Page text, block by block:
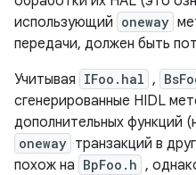
использующий oneway
передачи, должен быть
Учитывая IFoo.hal ,
сгенерированные HIDL
дополнительных функций
oneway транзакций в
похож на BpFoo.h ,